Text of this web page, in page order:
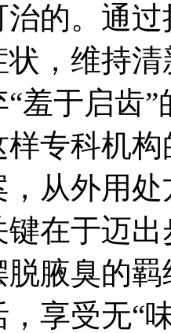
治的。通
状，维持
羞于启齿
样专科机
从外用
键在于迈
腋臭的
享受无“